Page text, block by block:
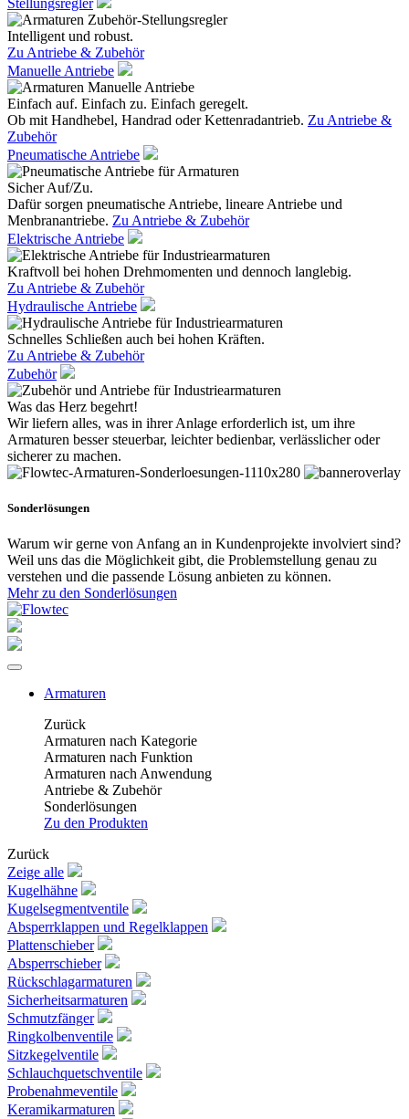
Stellungsregler
Intelligent und robust.
Zu Antriebe & Zubehör
Manuelle Antriebe
Einfach auf. Einfach zu. Einfach geregelt.
Ob mit Handhebel, Handrad oder Kettenradantrieb. Zu Antriebe &
Zubehör
Pneumatische Antriebe
Sicher Auf/Zu.
Dafür sorgen pneumatische Antriebe, lineare Antriebe und
Menbranantriebe. Zu Antriebe & Zubehör
Elektrische Antriebe
Kraftvoll bei hohen Drehmomenten und dennoch langlebig.
Zu Antriebe & Zubehör
Hydraulische Antriebe
Schnelles Schließen auch bei hohen Kräften.
Zu Antriebe & Zubehör
Zubehör
Was das Herz begehrt!
Wir liefern alles, was in ihrer Anlage erforderlich ist, um ihre
Armaturen besser steuerbar, leichter bedienbar, verlässlicher oder
sicherer zu machen.
Sonderlösungen
Warum wir gerne von Anfang an in Kundenprojekte involviert sind?
Weil uns das die Möglichkeit gibt, die Problemstellung genau zu
verstehen und die passende Lösung anbieten zu können.
Mehr zu den Sonderlösungen
Armaturen
Zurück
Armaturen nach Kategorie
Armaturen nach Funktion
Armaturen nach Anwendung
Antriebe & Zubehör
Sonderlösungen
Zu den Produkten
Zurück
Zeige alle
Kugelhähne
Kugelsegmentventile
Absperrklappen und Regelklappen
Plattenschieber
Absperrschieber
Rückschlagarmaturen
Sicherheitsarmaturen
Schmutzfänger
Ringkolbenventile
Sitzkegelventile
Schlauchquetschventile
Probenahmeventile
Keramikarmaturen